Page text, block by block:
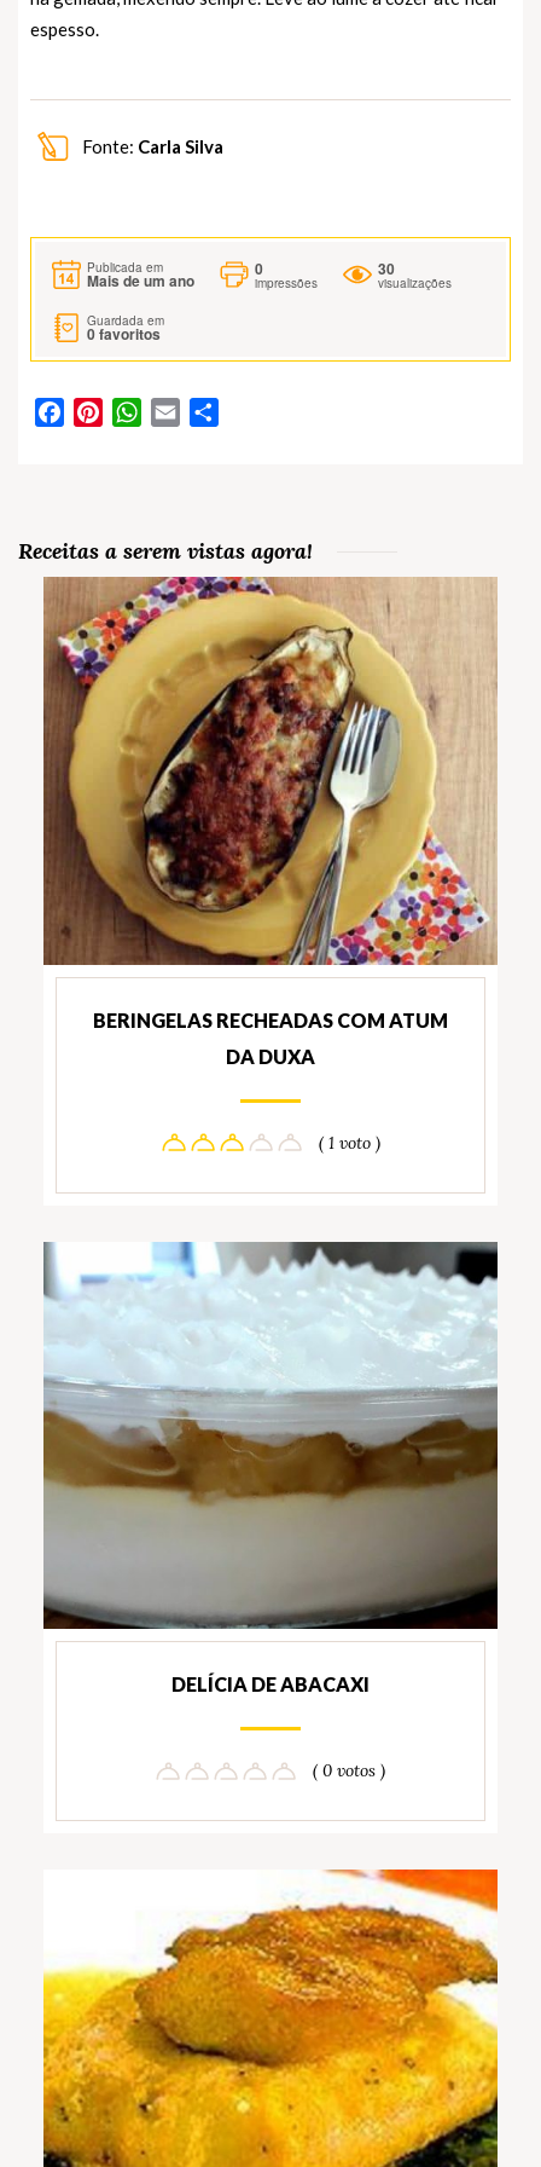
espesso.
Fonte: Carla Silva
Publicada em
Mais de um ano
0
impressões
30
visualizações
Guardada em
0favoritos
FacebookPinterestWhatsApp
Email
Receitas a serem vistas agora!
BERINGELAS RECHEADAS COM ATUM
DA DUXA
( 1 voto )
DELÍCIA DE ABACAXI
( 0 votos )